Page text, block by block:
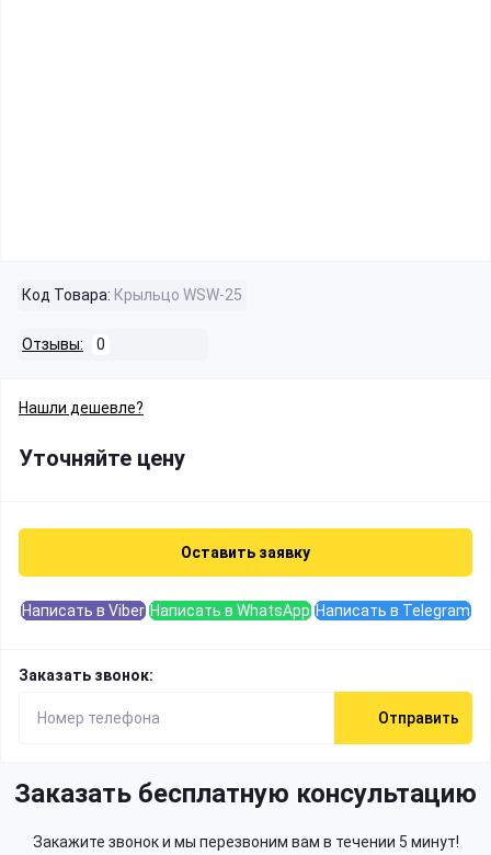
Код Товара: Крыльцо WSW-25
Отзывы: 0
Нашли дешевле?
Уточняйте цену
Оставить заявку
Написать в Viber Написать в WhatsApp Написать в Telegram
Заказать звонок:
Отправить
Заказать бесплатную консультацию
Закажите звонок и мы перезвоним вам в течении 5 минут!